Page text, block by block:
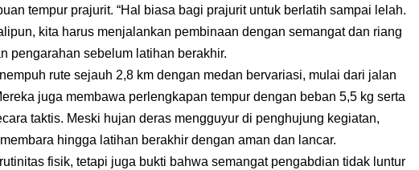
tempur prajurit. “Hal biasa bagi prajurit untuk berlatih sampai lelah.
kita harus menjalankan pembinaan dengan semangat dan riang
pengarahan sebelum latihan berakhir.
rute sejauh 2,8 km dengan medan bervariasi, mulai dari jalan
juga membawa perlengkapan tempur dengan beban 5,5 kg serta
taktis. Meski hujan deras mengguyur di penghujung kegiatan,
hingga latihan berakhir dengan aman dan lancar.
fisik, tetapi juga bukti bahwa semangat pengabdian tidak luntur